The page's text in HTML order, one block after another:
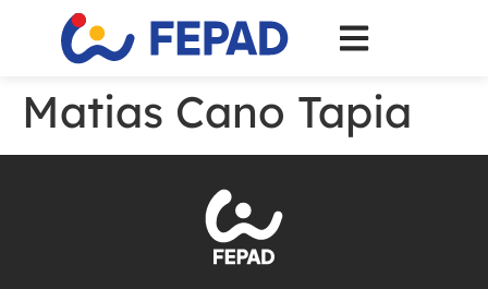
Matias Cano Tapia